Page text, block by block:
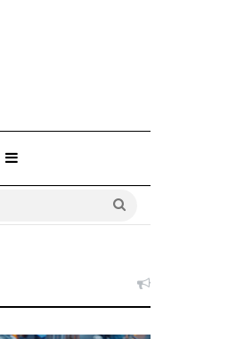
Sidebar